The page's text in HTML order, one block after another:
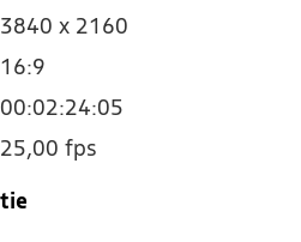
3840 x 2160
16:9
00:02:24:05
25,00 fps